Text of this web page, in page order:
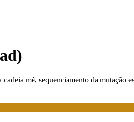
mé, sequenciamento da mutação